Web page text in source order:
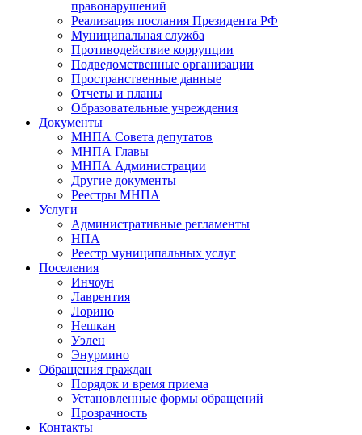
правонарушений
Реализация послания Президента РФ
Муниципальная служба
Противодействие коррупции
Подведомственные организации
Пространственные данные
Отчеты и планы
Образовательные учреждения
Документы
МНПА Совета депутатов
МНПА Главы
МНПА Администрации
Другие документы
Реестры МНПА
Услуги
Административные регламенты
НПА
Реестр муниципальных услуг
Поселения
Инчоун
Лаврентия
Лорино
Нешкан
Уэлен
Энурмино
Обращения граждан
Порядок и время приема
Установленные формы обращений
Прозрачность
Контакты